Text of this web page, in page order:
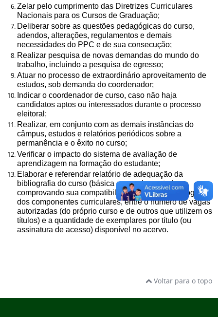
Zelar pelo cumprimento das Diretrizes Curriculares
Nacionais para os Cursos de Graduação;
Deliberar sobre as questões pedagógicas do curso,
adendos, alterações, regulamentos e demais
necessidades do PPC e de sua consecução;
Realizar pesquisa de novas demandas do mundo do
trabalho, incluindo a pesquisa de egresso;
Atuar no processo de extraordinário aproveitamento de
estudos, sob demanda do coordenador;
Indicar o coordenador de curso, caso não haja
candidatos aptos ou interessados durante o processo
eleitoral;
Realizar, em conjunto com as demais instâncias do
câmpus, estudos e relatórios periódicos sobre a
permanência e o êxito no curso;
Verificar o impacto do sistema de avaliação de
aprendizagem na formação do estudante;
Elaborar e referendar relatório de adequação da
bibliografia do curso (básica e complementar),
comprovando sua compatibilidade, em cada bibliografia
dos componentes curriculares, entre o número de vagas
autorizadas (do próprio curso e de outros que utilizem os
títulos) e a quantidade de exemplares por título (ou
assinatura de acesso) disponível no acervo.
Voltar para o topo